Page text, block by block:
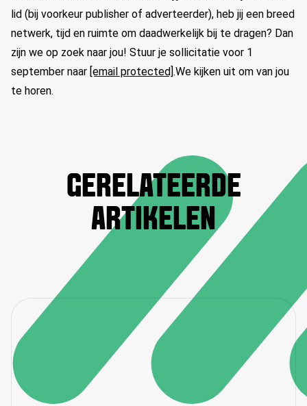
lid (bij voorkeur publisher of adverteerder), heb jij een breed
netwerk, tijd en ruimte om daadwerkelijk bij te dragen? Dan
zijn we op zoek naar jou! Stuur je sollicitatie voor 1
september naar [email protected].We kijken uit om van jou
te horen.
GERELATEERDE
ARTIKELEN